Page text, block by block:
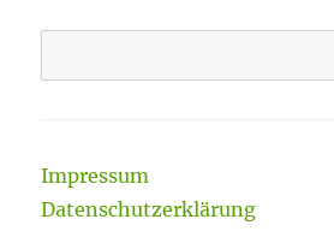
Impressum
Datenschutzerklärung